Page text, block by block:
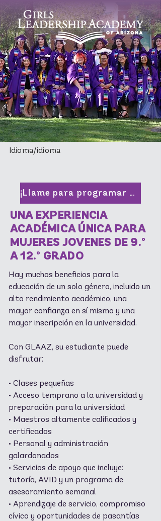
Idioma/idioma
¡Llame para programar una visita!
UNA EXPERIENCIA
ACADÉMICA ÚNICA PARA
MUJERES JOVENES DE 9.º
A 12.º GRADO
Hay muchos beneficios para la
educación de un solo género, incluido un
alto rendimiento académico, una
mayor confianza en sí mismo y una
mayor inscripción en la universidad.
Con GLAAZ, su estudiante puede
disfrutar:
• Clases pequeñas
• Acceso temprano a la universidad y
preparación para la universidad
• Maestros altamente calificados y
certificados
• Personal y administración
galardonados
• Servicios de apoyo que incluye:
tutoría, AVID y un programa de
asesoramiento semanal
• Aprendizaje de servicio, compromiso
cívico y oportunidades de pasantías